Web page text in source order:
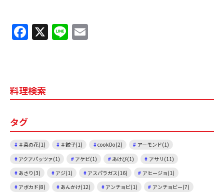
F
a
b
o
k
X Li
n
料理検索
タグ
＃菜の花(1) ＃餃子(1) cookDo(2)
アーモンド(1)
アクアパッツァ(1)
アケビ(1) あけび(1)
アサリ(11)
あさり(3)
アジ(1) アスパラガス(16)
アヒージョ(1)
アボカド(8)
あんかけ(12) アンチョビ(1)
アンチョビー(7)